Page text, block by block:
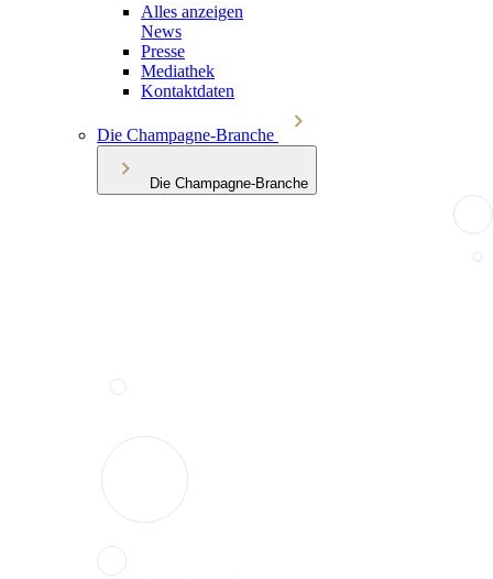
Alles anzeigen
News
Presse
Mediathek
Kontaktdaten
Die Champagne-Branche
Die Champagne-Branche